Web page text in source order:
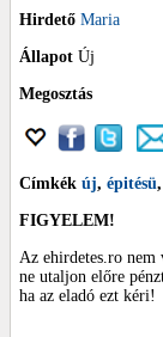
Hirdető Maria
Állapot Új
Megosztás
Címkék új, épitésü,
FIGYELEM!
Az ehirdetes.ro nem
ne utaljon előre
ha az eladó ezt kéri!